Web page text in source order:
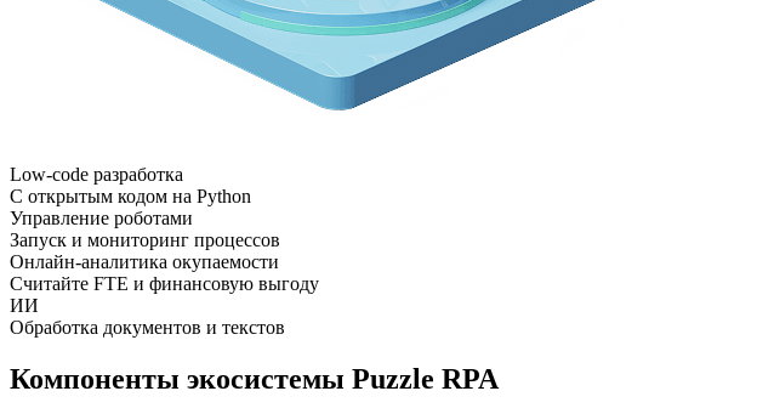
Low-code разработка
С открытым кодом на Python
Управление роботами
Запуск и мониторинг процессов
Онлайн-аналитика окупаемости
Считайте FTE и финансовую выгоду
ИИ
Обработка документов и текстов
Компоненты экосистемы Puzzle RPA